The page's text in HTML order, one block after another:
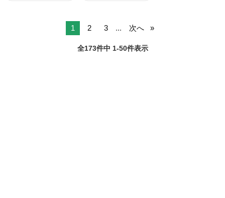
1 2 3 ... 次へ
全173件中 1-50件表示